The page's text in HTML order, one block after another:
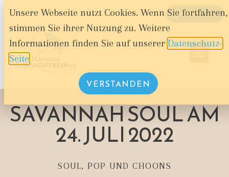
WARENKORB
SAVANNAH SOUL AM
24. JULI 2022
SOUL, POP UND CHOONS
Unsere Webseite nutzt Cookies. Wenn Sie fortfahren,
stimmen Sie ihrer Nutzung zu. Weitere
Informationen finden Sie auf unserer Datenschutz-
Seite
VERSTANDEN